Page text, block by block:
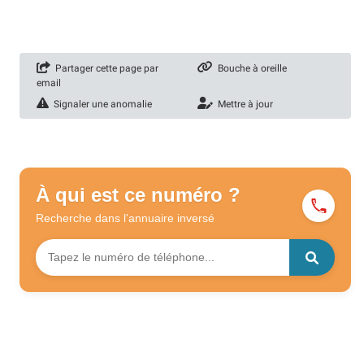
Partager cette page par
email
Bouche à oreille
Signaler une anomalie Mettre à jour
À qui est ce numéro ?
Recherche dans l'annuaire inversé